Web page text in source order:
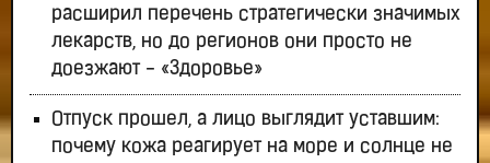
расширил перечень стратегически значимых
лекарств, но до регионов они просто не
доезжают - «Здоровье»
Отпуск прошел, а лицо выглядит уставшим:
почему кожа реагирует на море и солнце не